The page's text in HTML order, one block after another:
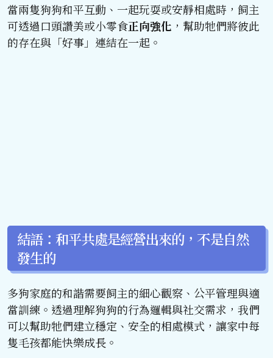
當兩隻狗狗和平互動、一起玩耍或安靜相處時，飼主
可透過口頭讚美或小零食正向強化 ，幫助牠們將彼此
的存在與「好事」連結在一起。
結語：和平共處是經營出來的，不是自然
發生的
多狗家庭的和諧需要飼主的細心觀察、公平管理與適
當訓練。透過理解狗狗的行為邏輯與社交需求，我們
可以幫助牠們建立穩定、安全的相處模式，讓家中每
隻毛孩都能快樂成長。